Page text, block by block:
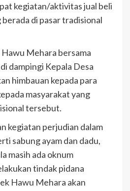
kegiatan/aktivitas jual beli
di pasar tradisional
Mehara bersama
dampingi Kepala Desa
himbauan kepada para
masyarakat yang
tersebut.
kegiatan perjudian dalam
sabung ayam dan dadu,
masih ada oknum
tindak pidana
Hawu Mehara akan